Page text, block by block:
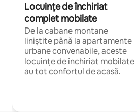
Locuințe de închiriat
complet mobilate
De la cabane montane
liniștite până la apartamente
urbane convenabile, aceste
locuințe de închiriat mobilate
au tot confortul de acasă.